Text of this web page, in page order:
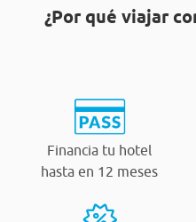
¿Por qué viajar
Financia tu hotel
hasta en 12 meses